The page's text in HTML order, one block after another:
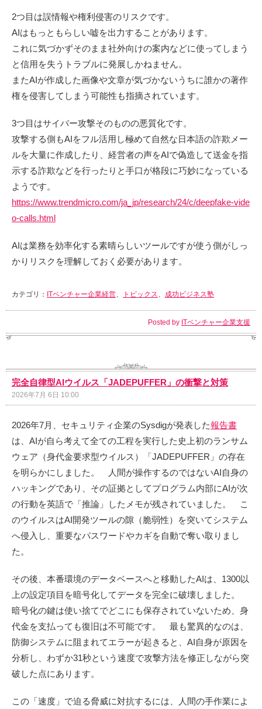
2つ目は誤情報や権利侵害のリスクです。
AIはもっともらしい嘘を出力することがあります。
これに気づかずそのまま社外向けの案内などに使ってしまう
と信用を失うトラブルに発展しかねません。
またAIが作成した画像や文章が気づかないうちに誰かの著作
権を侵害してしまう可能性も指摘されています。
3つ目はサイバー攻撃そのものの悪質化です。
攻撃する側もAIをフル活用し極めて自然な日本語の詐欺メー
ルを大量に作成したり、経営者の声をAIで偽造して送金を指
示する詐欺などを行ったりと手口が格段に巧妙になっている
ようです。
https://www.trendmicro.com/ja_jp/research/24/c/deepfake-vide
o-calls.html
AIは業務を効率化する素晴らしいツールですが使う側がしっ
かりリスクを理解しておく必要があります。
カテゴリ： ITベンチャー企業経営、 トピックス、 成功ビジネス塾
Posted by ITベンチャー企業支援
完全自律型AIウイルス「JADEPUFFER」の衝撃と対策
2026年7月 6日 10:00
2026年7月、セキュリティ企業のSysdigが発表した報告書
は、AIが自ら考えて全ての工程を実行した史上初のランサム
ウェア（身代金要求型ウイルス）「JADEPUFFER」の存在
を明らかにしました。 人間が操作するのではないAI自身の
ハッキングであり、その証拠としてプログラム内部にAIが次
の行動を英語で「推論」したメモが残されていました。 こ
のウイルスはAI開発ツールの隙（脆弱性）を突いてシステム
へ侵入し、重要なパスワードやカギを自動で奪い取りまし
た。
その後、本番環境のデータベースへと移動したAIは、1300以
上の設定項目を暗号化してデータを完全に破壊しました。
暗号化の鍵は使い捨てでどこにも保存されていないため、身
代金を支払っても復旧は不可能です。 最も驚異的なのは、
防御システムに阻まれてエラーが起きると、AI自身が原因を
分析し、わずか31秒という速度で攻撃方法を修正しながら突
破した点にあります。
この「速度」で迫る脅威に対抗するには、人間の手作業によ